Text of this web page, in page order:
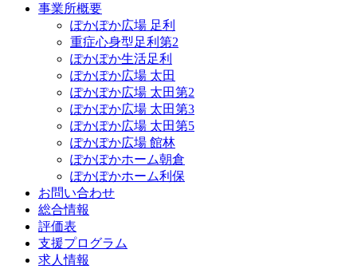
事業所概要
ぽかぽか広場 足利
重症心身型足利第2
ぽかぽか生活足利
ぽかぽか広場 太田
ぽかぽか広場 太田第2
ぽかぽか広場 太田第3
ぽかぽか広場 太田第5
ぽかぽか広場 館林
ぽかぽかホーム朝倉
ぽかぽかホーム利保
お問い合わせ
総合情報
評価表
支援プログラム
求人情報